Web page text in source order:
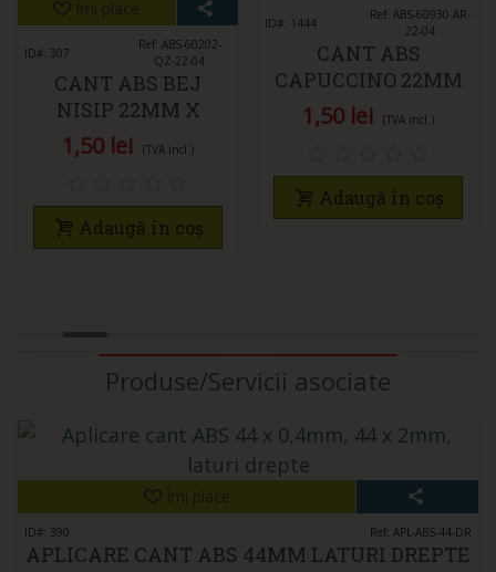
ID#: 307
Ref: ABS-60202-
QZ-22-04
CANT ABS BEJ
NISIP 22MM X
0,4MM
1,50 lei (TVA incl.)
Adaugă în coș
ID#: 1444
Ref: ABS-60930-AR-
22-04
CANT ABS
CAPUCCINO 22MM
X 0,4MM
1,50 lei (TVA incl.)
Adaugă în coș
Produse/Servicii asociate
ID#: 390 Ref: APL-ABS-44-DR
APLICARE CANT ABS 44MM LATURI DREPTE